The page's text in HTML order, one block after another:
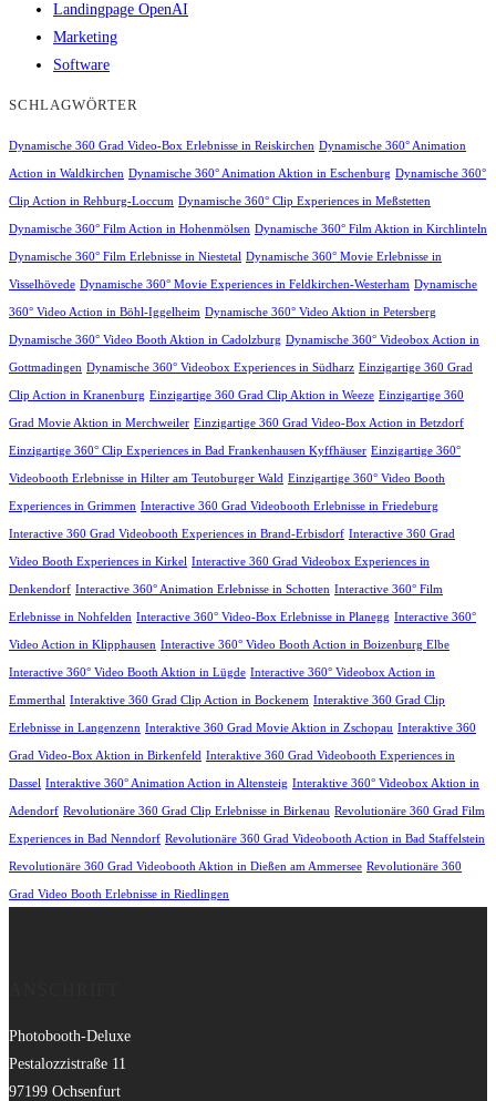
Landingpage OpenAI
Marketing
Software
SCHLAGWÖRTER
Dynamische 360 Grad Video-Box Erlebnisse in Reiskirchen Dynamische 360° Animation
Action in Waldkirchen Dynamische 360° Animation Aktion in Eschenburg Dynamische 360°
Clip Action in Rehburg-Loccum Dynamische 360° Clip Experiences in Meßstetten
Dynamische 360° Film Action in Hohenmölsen Dynamische 360° Film Aktion in Kirchlinteln
Dynamische 360° Film Erlebnisse in Niestetal Dynamische 360° Movie Erlebnisse in
Visselhövede Dynamische 360° Movie Experiences in Feldkirchen-Westerham Dynamische
360° Video Action in Böhl-Iggelheim Dynamische 360° Video Aktion in Petersberg
Dynamische 360° Video Booth Aktion in Cadolzburg Dynamische 360° Videobox Action in
Gottmadingen Dynamische 360° Videobox Experiences in Südharz Einzigartige 360 Grad
Clip Action in Kranenburg Einzigartige 360 Grad Clip Aktion in Weeze Einzigartige 360
Grad Movie Aktion in Merchweiler Einzigartige 360 Grad Video-Box Action in Betzdorf
Einzigartige 360° Clip Experiences in Bad Frankenhausen Kyffhäuser Einzigartige 360°
Videobooth Erlebnisse in Hilter am Teutoburger Wald Einzigartige 360° Video Booth
Experiences in Grimmen Interactive 360 Grad Videobooth Erlebnisse in Friedeburg
Interactive 360 Grad Videobooth Experiences in Brand-Erbisdorf Interactive 360 Grad
Video Booth Experiences in Kirkel Interactive 360 Grad Videobox Experiences in
Denkendorf Interactive 360° Animation Erlebnisse in Schotten Interactive 360° Film
Erlebnisse in Nohfelden Interactive 360° Video-Box Erlebnisse in Planegg Interactive 360°
Video Action in Klipphausen Interactive 360° Video Booth Action in Boizenburg Elbe
Interactive 360° Video Booth Aktion in Lügde Interactive 360° Videobox Action in
Emmerthal Interaktive 360 Grad Clip Action in Bockenem Interaktive 360 Grad Clip
Erlebnisse in Langenzenn Interaktive 360 Grad Movie Aktion in Zschopau Interaktive 360
Grad Video-Box Aktion in Birkenfeld Interaktive 360 Grad Videobooth Experiences in
Dassel Interaktive 360° Animation Action in Altensteig Interaktive 360° Videobox Aktion in
Adendorf Revolutionäre 360 Grad Clip Erlebnisse in Birkenau Revolutionäre 360 Grad Film
Experiences in Bad Nenndorf Revolutionäre 360 Grad Videobooth Action in Bad Staffelstein
Revolutionäre 360 Grad Videobooth Aktion in Dießen am Ammersee Revolutionäre 360
Grad Video Booth Erlebnisse in Riedlingen
Photobooth-Deluxe
Pestalozzistraße 11
97199 Ochsenfurt